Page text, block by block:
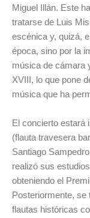
Miguel Illán. Este
tratarse de Luis
escénica y, quizá,
época, sino por la
música de cámara
XVIII, lo que pone
música que ha
El concierto estará
(flauta travesera
Santiago
realizó sus
obteniendo el
Posteriormente, se
flautas históricas